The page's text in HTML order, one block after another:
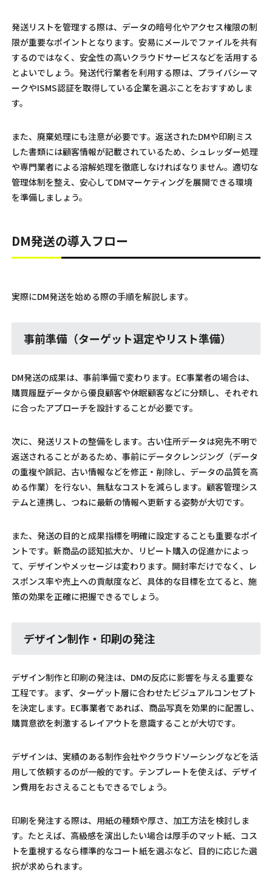
発送リストを管理する際は、データの暗号化やアクセス権限の制
限が重要なポイントとなります。安易にメールでファイルを共有
するのではなく、安全性の高いクラウドサービスなどを活用する
とよいでしょう。発送代行業者を利用する際は、プライバシーマ
ークやISMS認証を取得している企業を選ぶことをおすすめしま
す。
また、廃棄処理にも注意が必要です。返送されたDMや印刷ミス
した書類には顧客情報が記載されているため、シュレッダー処理
や専門業者による溶解処理を徹底しなければなりません。適切な
管理体制を整え、安心してDMマーケティングを展開できる環境
を準備しましょう。
DM発送の導入フロー
実際にDM発送を始める際の手順を解説します。
事前準備（ターゲット選定やリスト準備）
DM発送の成果は、事前準備で変わります。EC事業者の場合は、
購買履歴データから優良顧客や休眠顧客などに分類し、それぞれ
に合ったアプローチを設計することが必要です。
次に、発送リストの整備をします。古い住所データは宛先不明で
返送されることがあるため、事前にデータクレンジング（データ
の重複や誤記、古い情報などを修正・削除し、データの品質を高
める作業）を行ない、無駄なコストを減らします。顧客管理シス
テムと連携し、つねに最新の情報へ更新する姿勢が大切です。
また、発送の目的と成果指標を明確に設定することも重要なポイ
ントです。新商品の認知拡大か、リピート購入の促進かによっ
て、デザインやメッセージは変わります。開封率だけでなく、レ
スポンス率や売上への貢献度など、具体的な目標を立てると、施
策の効果を正確に把握できるでしょう。
デザイン制作・印刷の発注
デザイン制作と印刷の発注は、DMの反応に影響を与える重要な
工程です。まず、ターゲット層に合わせたビジュアルコンセプト
を決定します。EC事業者であれば、商品写真を効果的に配置し、
購買意欲を刺激するレイアウトを意識することが大切です。
デザインは、実績のある制作会社やクラウドソーシングなどを活
用して依頼するのが一般的です。テンプレートを使えば、デザイ
ン費用をおさえることもできるでしょう。
印刷を発注する際は、用紙の種類や厚さ、加工方法を検討しま
す。たとえば、高級感を演出したい場合は厚手のマット紙、コス
トを重視するなら標準的なコート紙を選ぶなど、目的に応じた選
択が求められます。